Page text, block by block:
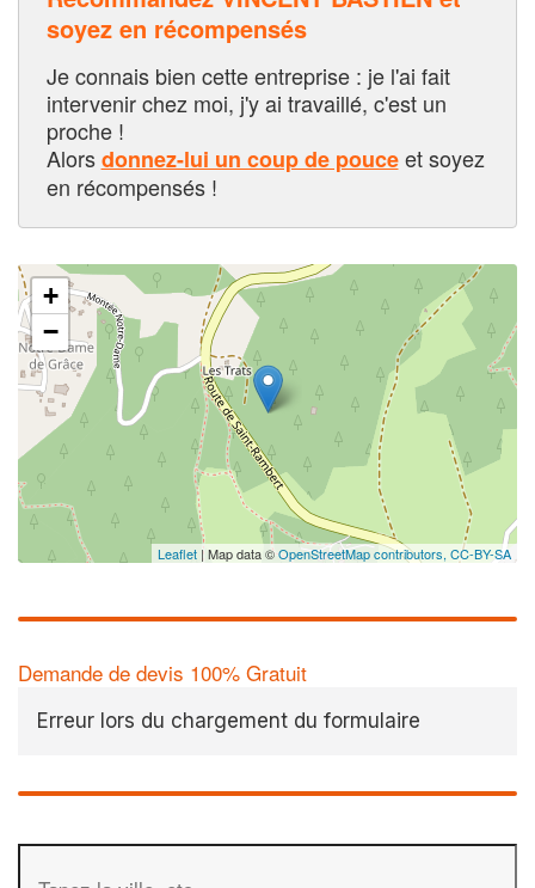
soyez en récompensés
Je connais bien cette entreprise : je l'ai fait
intervenir chez moi, j'y ai travaillé, c'est un
proche !
Alorsdonnez-lui un coup de pouceet soyez
en récompensés !
+
−
Leaflet | Map data ©OpenStreetMap contributors, CC-BY-SA
Demande de devis 100% Gratuit
Erreur lors du chargement du formulaire